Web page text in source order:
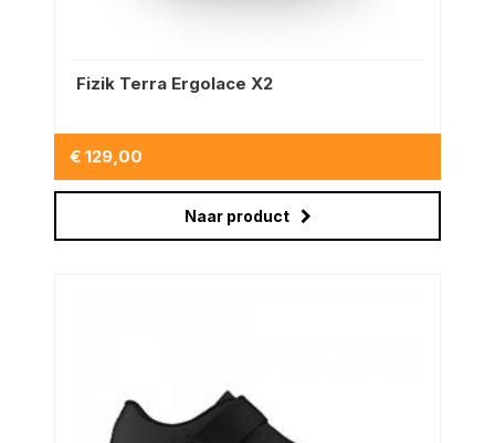
Fizik Terra Ergolace X2
€ 129,00
Naar product